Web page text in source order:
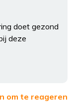
doet gezond
deze
om te reageren